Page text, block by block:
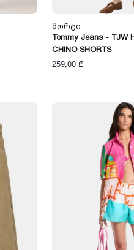
Შორტი
Tommy Jeans - TJW
CHINO SHORTS
259,00 ₾